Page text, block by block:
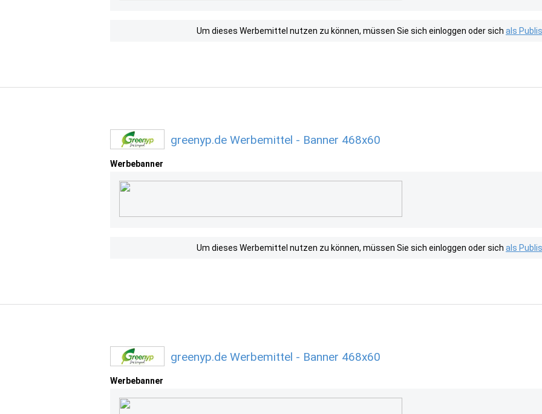
Um dieses Werbemittel nutzen zu können, müssen Sie sich einloggen oder sich als
greenyp.de Werbemittel - Banner 468x60
Werbebanner
Um dieses Werbemittel nutzen zu können, müssen Sie sich einloggen oder sich als
greenyp.de Werbemittel - Banner 468x60
Werbebanner